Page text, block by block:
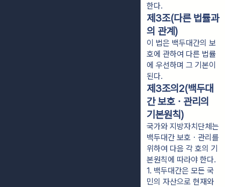
한다.
제3조(다른 법률과
의 관계)
이 법은 백두대간의 보
호에 관하여 다른 법률
에 우선하며 그 기본이
된다.
제3조의2(백두대
간 보호ㆍ관리의
기본원칙)
국가와 지방자치단체는
백두대간 보호ㆍ관리를
위하여 다음 각 호의 기
본원칙에 따라야 한다.
1. 백두대간은 모든 국
민의 자산으로 현재와